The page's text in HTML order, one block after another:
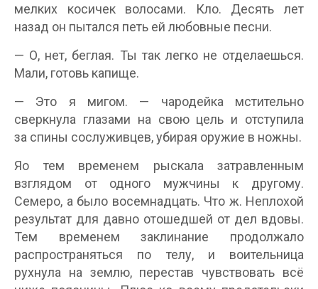
мелких косичек волосами. Кло. Десять лет
назад он пытался петь ей любовные песни.
— О, нет, беглая. Ты так легко не отделаешься.
Мали, готовь капище.
— Это я мигом. — чародейка мстительно
сверкнула глазами на свою цель и отступила
за спины сослуживцев, убирая оружие в ножны.
Яо тем временем рыскала затравленным
взглядом от одного мужчины к другому.
Семеро, а было восемнадцать. Что ж. Неплохой
результат для давно отошедшей от дел вдовы.
Тем временем заклинание продолжало
распространяться по телу, и воительница
рухнула на землю, перестав чувствовать всё